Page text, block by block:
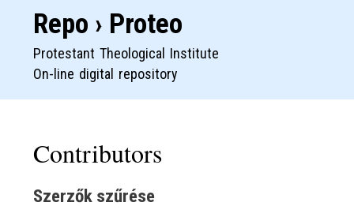
Repo › Proteo
Protestant Theological Institute
On-line digital repository
Contributors
Szerzők szűrése